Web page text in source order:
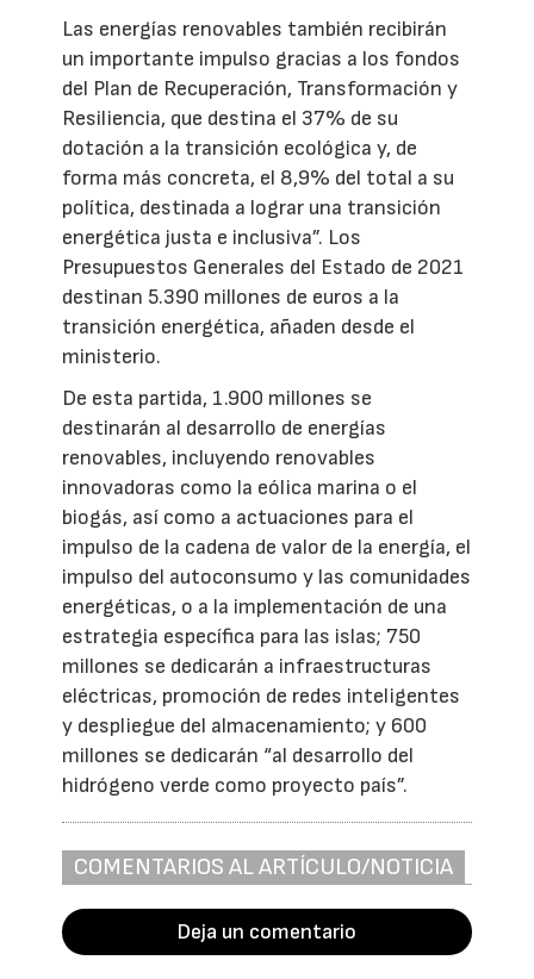
Las energías renovables también recibirán
un importante impulso gracias a los fondos
del Plan de Recuperación, Transformación y
Resiliencia, que destina el 37% de su
dotación a la transición ecológica y, de
forma más concreta, el 8,9% del total a su
política, destinada a lograr una transición
energética justa e inclusiva”. Los
Presupuestos Generales del Estado de 2021
destinan 5.390 millones de euros a la
transición energética, añaden desde el
ministerio.
De esta partida, 1.900 millones se
destinarán al desarrollo de energías
renovables, incluyendo renovables
innovadoras como la eólica marina o el
biogás, así como a actuaciones para el
impulso de la cadena de valor de la energía, el
impulso del autoconsumo y las comunidades
energéticas, o a la implementación de una
estrategia específica para las islas; 750
millones se dedicarán a infraestructuras
eléctricas, promoción de redes inteligentes
y despliegue del almacenamiento; y 600
millones se dedicarán “al desarrollo del
hidrógeno verde como proyecto país”.
COMENTARIOS AL ARTÍCULO/NOTICIA
Deja un comentario